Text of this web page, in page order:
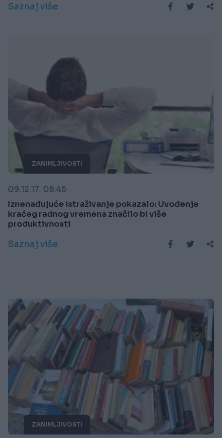
Saznaj više
ZANIMLJIVOSTI
09.12.17. 08:45
Iznenađujuće istraživanje pokazalo: Uvođenje
kraćeg radnog vremena značilo bi više
produktivnosti
Saznaj više
ZANIMLJIVOSTI